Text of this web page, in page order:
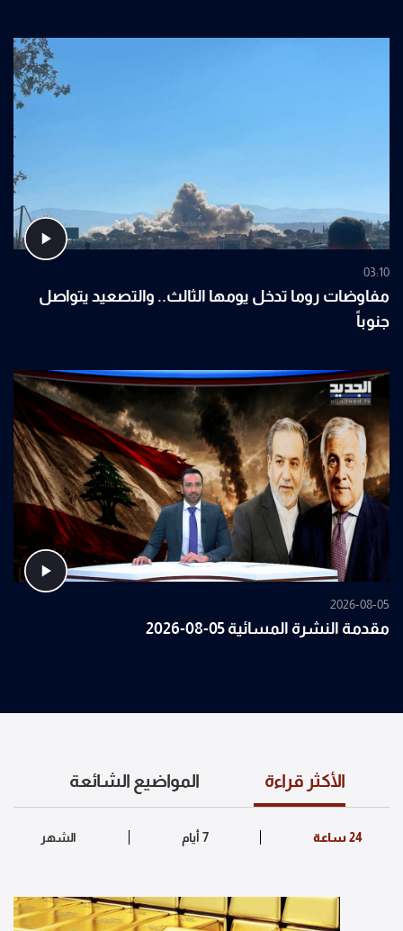
03:10
مفاوضات روما تدخل يومها الثالث.. والتصعيد يتواصل
جنوباً
2026-08-05
مقدمة النشرة المسائية 05-08-2026
الأكثر قراءة المواضيع الشائعة